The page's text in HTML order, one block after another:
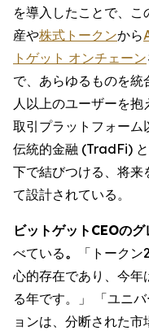
を導入したことで、
産や株式トークンから
トゲット オンチェーン
で、あらゆるものを
人以上のユーザーを
取引プラットフォーム
伝統的金融 (TradFi)
下で結びつける、将来
て設計されている。
ビットゲットCEOの
べている。
「トーク
心的存在であり、今年
る年です。」 「ユニ
ョンは、分断された